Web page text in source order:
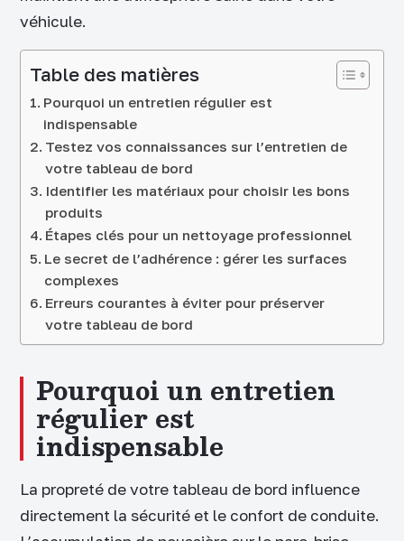
véhicule.
Table des matières
Pourquoi un entretien régulier est
indispensable
Testez vos connaissances sur l’entretien de
votre tableau de bord
Identifier les matériaux pour choisir les bons
produits
Étapes clés pour un nettoyage professionnel
Le secret de l’adhérence : gérer les surfaces
complexes
Erreurs courantes à éviter pour préserver
votre tableau de bord
Pourquoi un entretien
régulier est
indispensable
La propreté de votre tableau de bord influence
directement la sécurité et le confort de conduite.